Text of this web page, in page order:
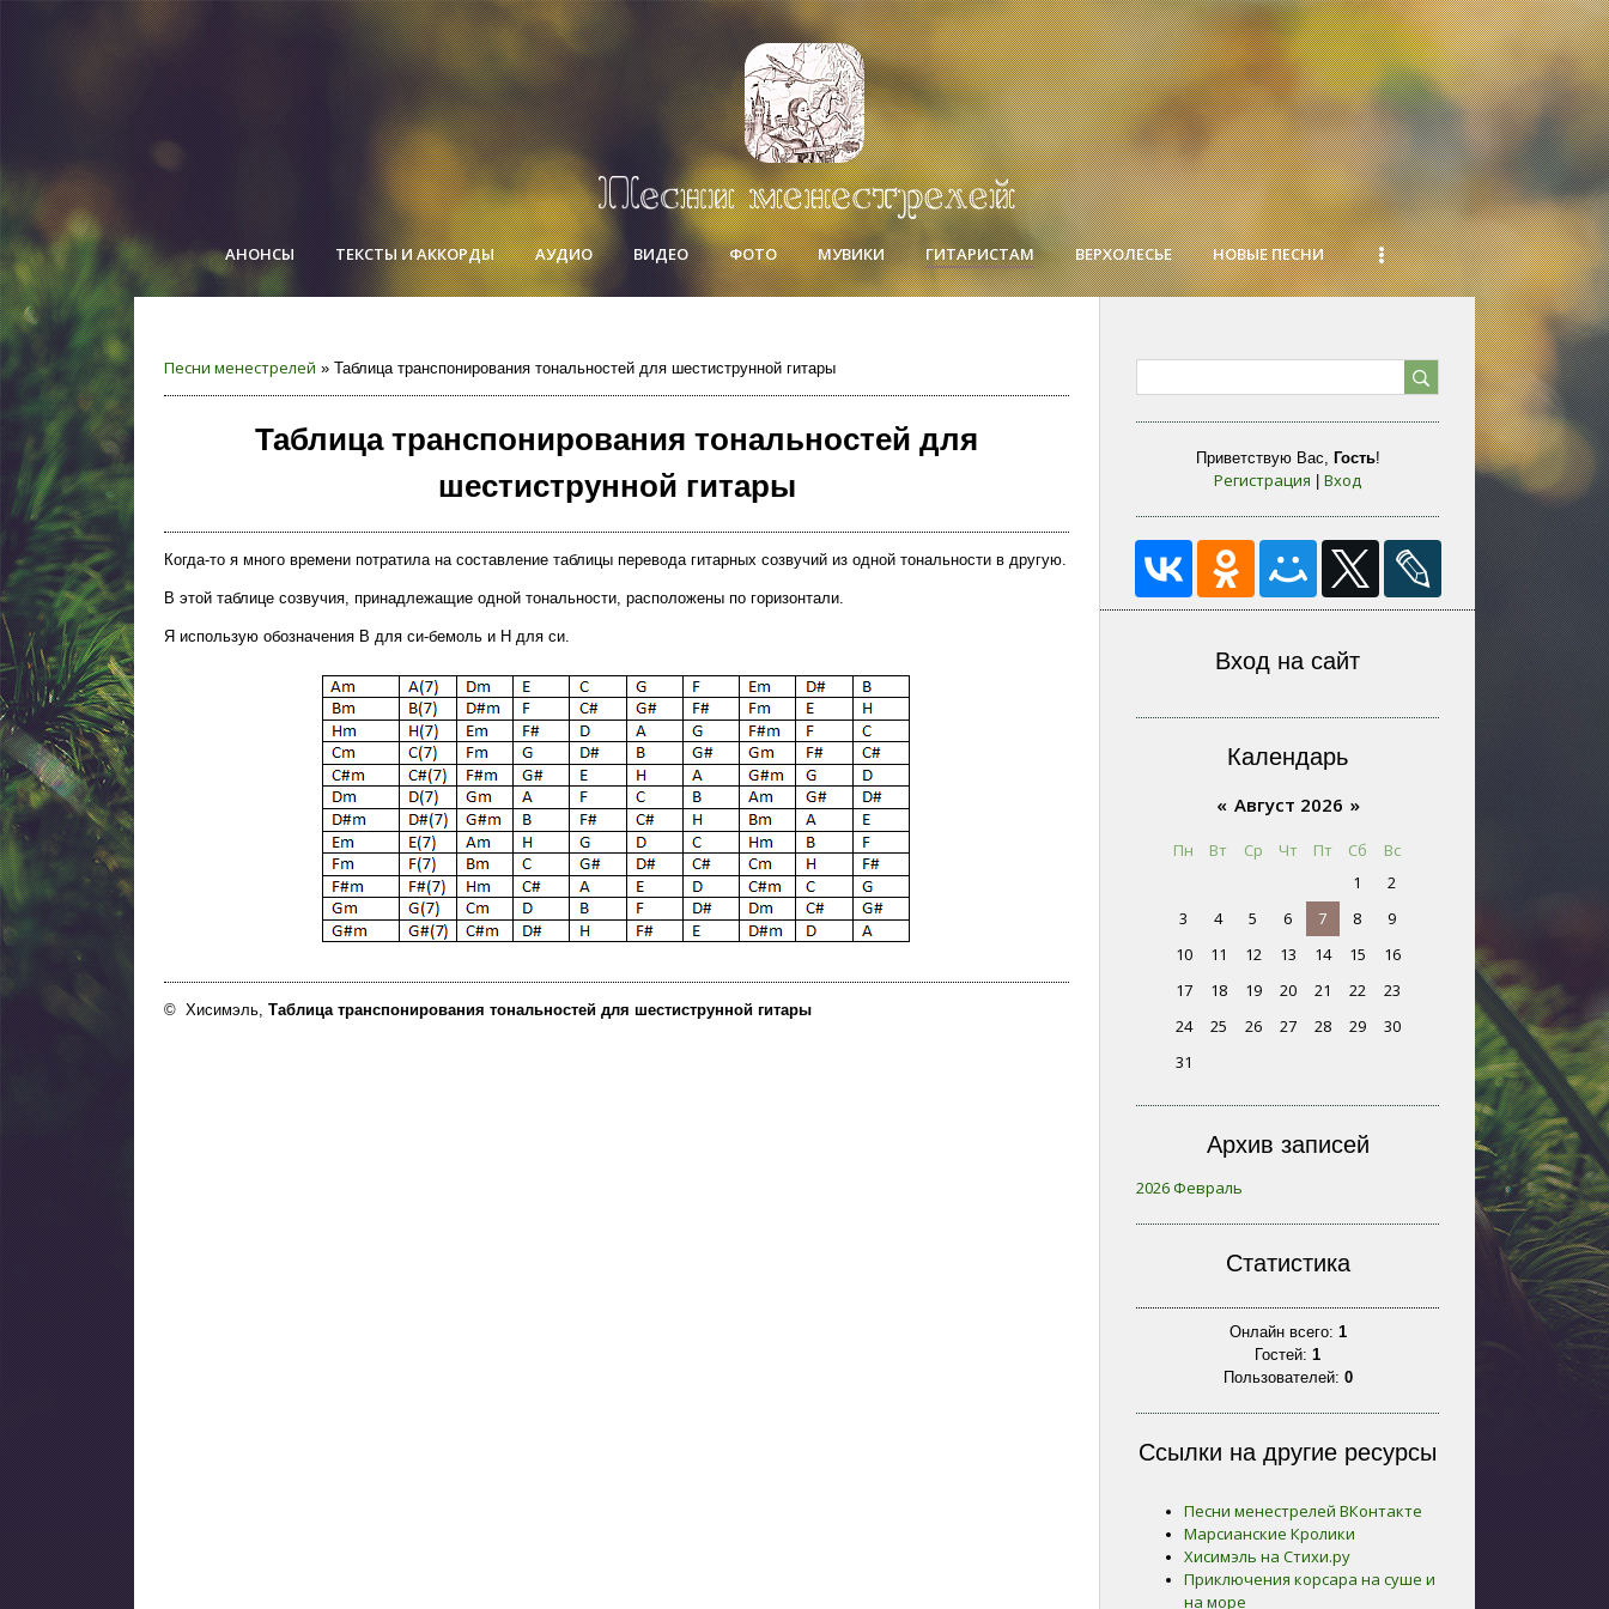
АНОНСЫ ТЕКСТЫ И АККОРДЫ АУДИО ВИДЕО ФОТО МУВИКИ ГИТАРИСТАМ ВЕРХОЛЕСЬЕ НОВЫЕ ПЕСНИ
Песни менестрелей » Таблица транспонирования тональностей для шестиструнной гитары
Таблица транспонирования тональностей для
шестиструнной гитары
Когда-то я много времени потратила на составление таблицы перевода гитарных созвучий из одной тональности в другую.
В этой таблице созвучия, принадлежащие одной тональности, расположены по горизонтали.
Я использую обозначения B для си-бемоль и H для си.
© Хисимэль, Таблица транспонирования тональностей для шестиструнной гитары
Приветствую Вас, Гость!
Регистрация |Вход
Вход на сайт
Календарь
« Август 2026 »
Пн Вт Ср Чт Пт Сб
Вс
1
2
3
4 5 6 7 8
9
10
11 12 13 14 15
16
17
18 19 20 21 22
23
24
25 26 27 28 29
30
31
Архив записей
2026 Февраль
Статистика
Онлайн всего: 1
Гостей:1
Пользователей: 0
Ссылки на другие ресурсы
Песни менестрелей ВКонтакте
Марсианские Кролики
Хисимэль на Стихи.ру
Приключения корсара на суше и
на море